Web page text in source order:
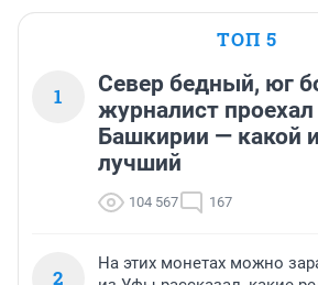
ТОП 5
1
Север бедный, юг
журналист проехал
Башкирии — какой
лучший
104 567 167
2
На этих монетах можно